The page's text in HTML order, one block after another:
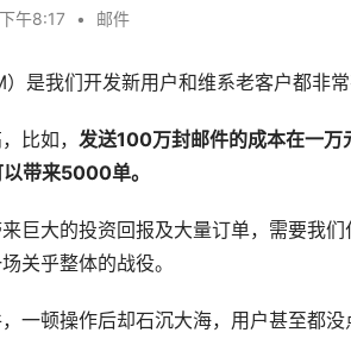
午8:17 • 邮件
）是我们开发新用户和维系老客户都非常
比如， 发送100万封邮件的成本在一万
带来5000单。
巨大的投资回报及大量订单，需要我
关乎整体的战役。
一顿操作后却石沉大海，用户甚至都没